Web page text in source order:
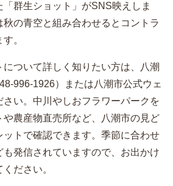
群生ショット」がSNS映えしま
の青空と組み合わせるとコントラ
。
について詳しく知りたい方は、八潮
996-1926）または八潮市公式ウェ
さい。中川やしおフラワーパークを
農産物直売所など、八潮市の見ど
ットで確認できます。季節に合わせ
も発信されていますので、お出かけ
ださい。